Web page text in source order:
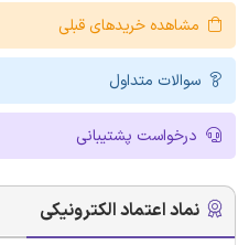
مشاهده خریدهای قبلی
سوالات متداول
درخواست پشتیبانی
نماد اعتماد الکترونیکی